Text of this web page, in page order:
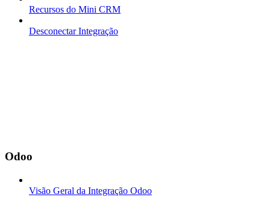
Recursos do Mini CRM
Desconectar Integração
Odoo
Visão Geral da Integração Odoo